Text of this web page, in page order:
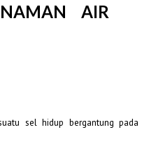
AIR
sel hidup bergantung pada